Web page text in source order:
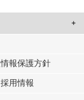
コンテンツや広告の
ています。
供した他の情報や、
報保護方針
採用情報